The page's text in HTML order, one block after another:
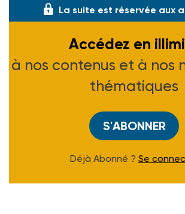
La suite est réservée aux
Accédez en
à nos contenus et à nos
thématiques
S'ABONNER
Déjà Abonné ? Se